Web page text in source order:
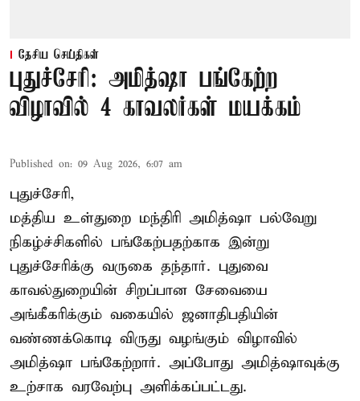
தேசிய செய்திகள்
புதுச்சேரி: அமித்ஷா பங்கேற்ற
விழாவில் 4 காவலர்கள் மயக்கம்
Published on: 09 Aug 2026, 6:07 am
புதுச்சேரி,
மத்திய உள்துறை மந்திரி அமித்ஷா பல்வேறு
நிகழ்ச்சிகளில் பங்கேற்பதற்காக இன்று
புதுச்சேரிக்கு வருகை தந்தார். புதுவை
காவல்துறையின் சிறப்பான சேவையை
அங்கீகரிக்கும் வகையில் ஜனாதிபதியின்
வண்ணக்கொடி விருது வழங்கும் விழாவில்
அமித்ஷா பங்கேற்றார். அப்போது அமித்ஷாவுக்கு
உற்சாக வரவேற்பு அளிக்கப்பட்டது.